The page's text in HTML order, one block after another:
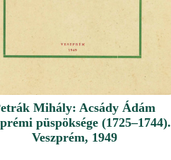
Mihály: Acsády Ádám
püspöksége (1725–1744).
Veszprém, 1949